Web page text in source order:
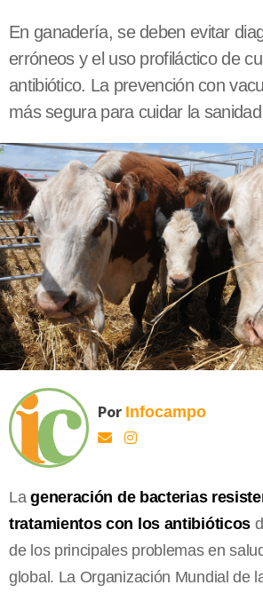
En ganadería, se deben evitar
erróneos y el uso profiláctico de
antibiótico. La prevención con
más segura para cuidar la
Por Infocampo
Lageneración de bacterias
tratamientos con los antibióticos
de los principales problemas en
global. La Organización Mundial de